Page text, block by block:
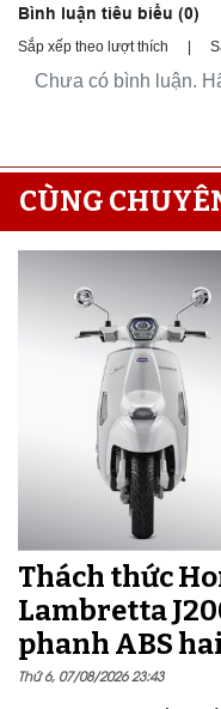
Bình luận tiêu biểu (0)
Sắp xếp theo lượt thích
Chưa có bình luận.
CÙNG
Thách thức
Lambretta
phanh ABS
Thứ 6, 07/08/2026 23:43